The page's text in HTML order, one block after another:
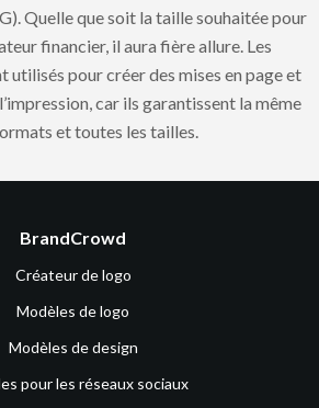
Quelle que soit la taille souhaitée pour
financier, il aura fière allure. Les
pour créer des mises en page et
car ils garantissent la même
et toutes les tailles.
BrandCrowd
Créateur de logo
Modèles de logo
Modèles de design
pour les réseaux sociaux